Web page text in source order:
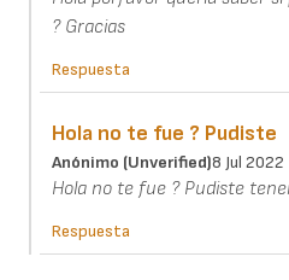
? Gracias
Respuesta
Hola no te fue ? Pudiste
Anónimo (unverified)8 Jul 2022
Hola no te fue ? Pudiste
Respuesta